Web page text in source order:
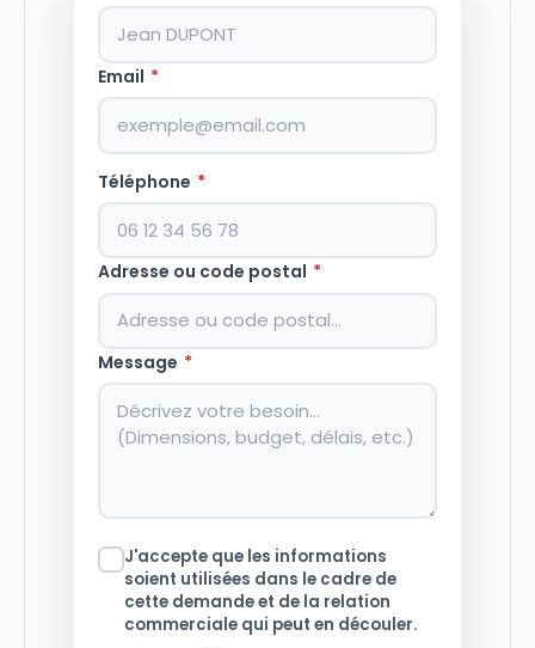
Email *
Téléphone *
Adresse ou code postal *
Message *
J'accepte que les informations
soient utilisées dans le cadre de
cette demande et de la relation
commerciale qui peut en découler.